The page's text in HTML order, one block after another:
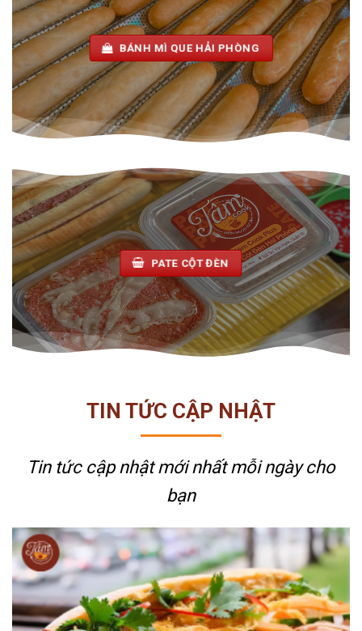
BÁNH MÌ QUE HẢI PHÒNG
PATE CỘT ĐÈN
TIN TỨC CẬP NHẬT
Tin tức cập nhật mới nhấtmỗi ngày cho
bạn